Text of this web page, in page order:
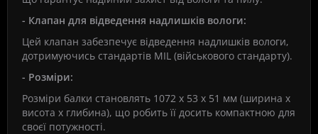
- Клапан для відведення надлишків вологи:
Цей клапан забезпечує відведення надлишків вологи,
дотримуючись стандартів MIL (військового стандарту).
- Розміри:
Розміри балки становлять 1072 х 53 х 51 мм (ширина x
висота x глибина), що робить її досить компактною для
своєї потужності.